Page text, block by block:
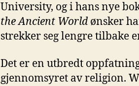
University, og i hans nye
the Ancient World ønsker
strekker seg lengre tilbake
Det er en utbredt
gjennomsyret av religion.